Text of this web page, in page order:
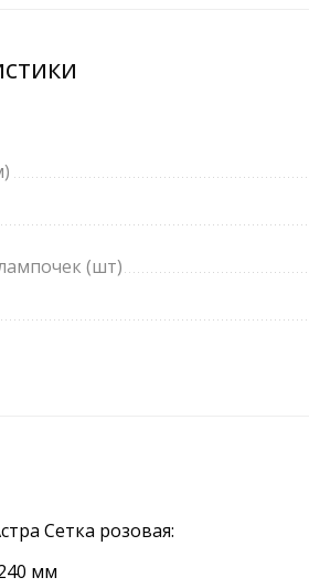
(шт)
Сетка розовая:
мм